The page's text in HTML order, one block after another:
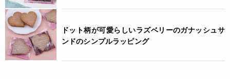
ドット柄が可愛らしいラズベリーのガナッシュサ
ンドのシンプルラッピング